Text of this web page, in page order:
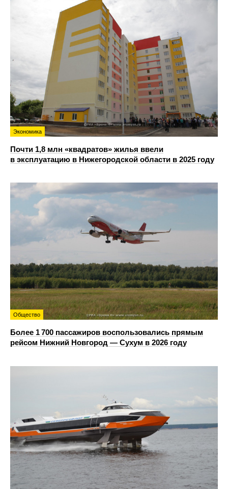
Экономика
Почти 1,8 млн «квадратов» жилья ввели
в эксплуатацию в Нижегородской области в 2025 году
Общество
Более 1 700 пассажиров воспользовались прямым
рейсом Нижний Новгород — Сухум в 2026 году